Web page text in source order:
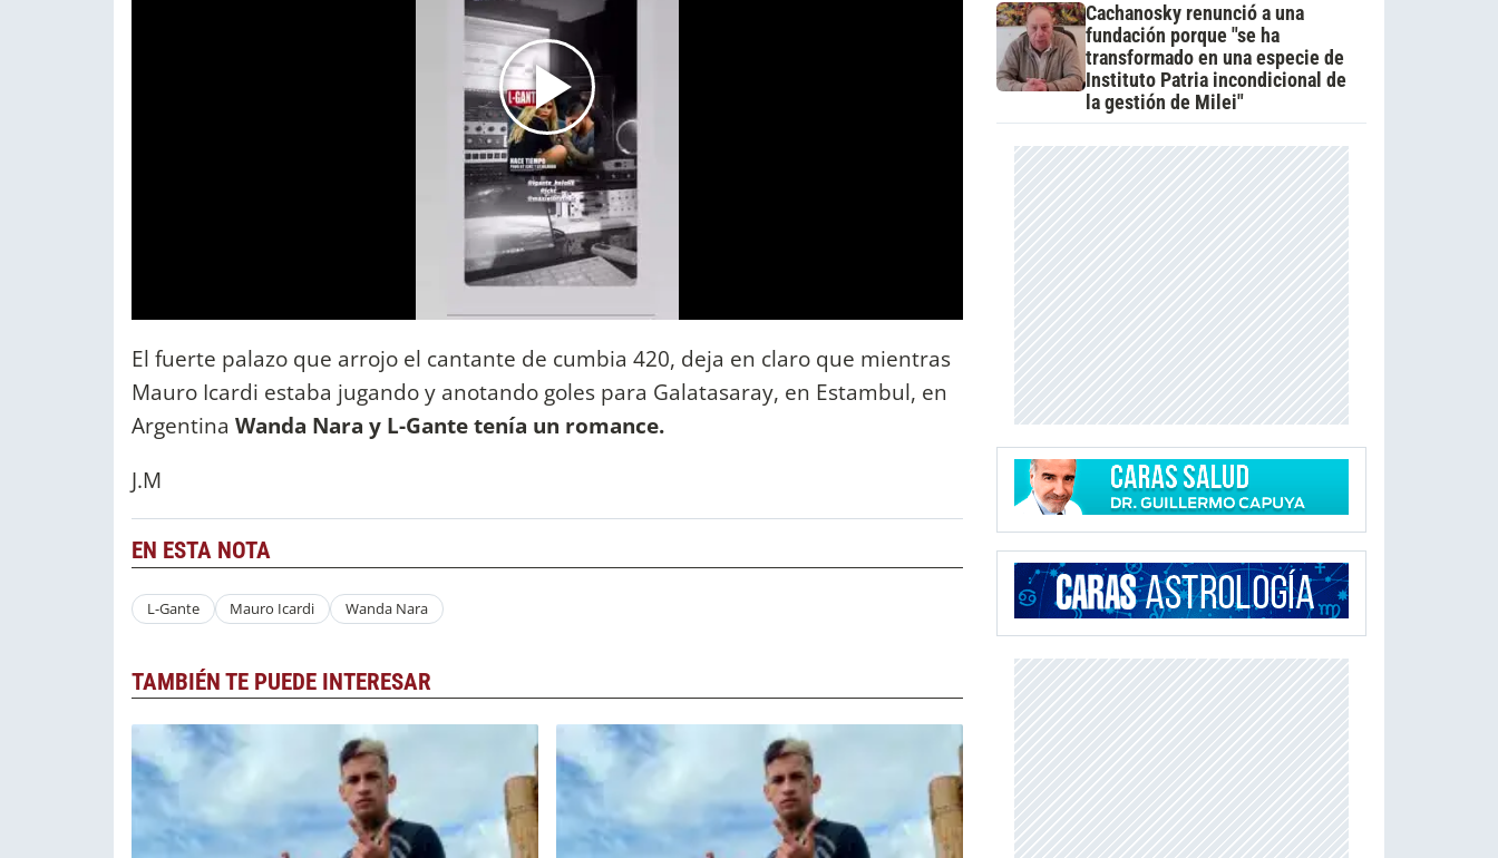
El fuerte palazo que arrojo el cantante de cumbia 420, deja en claro que mientras
Mauro Icardi estaba jugando y anotando goles para Galatasaray, en Estambul, en
Argentina Wanda Nara y L-Gante tenía un romance.
J.M
EN ESTA NOTA
L-Gante Mauro Icardi Wanda Nara
TAMBIÉN TE PUEDE INTERESAR
Cachanosky renunció a una
fundación porque "se ha
transformado en una especie de
Instituto Patria incondicional de
la gestión de Milei"